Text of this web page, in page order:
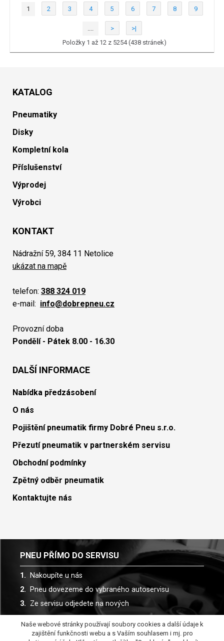
1 2 3 4 5 6 7 8 9
.... >
>|
Položky 1 až 12 z 5254 (438 stránek)
KATALOG
Pneumatiky
Disky
Kompletní kola
Příslušenství
Výprodej
Výrobci
KONTAKT
Nádražní 59, 384 11 Netolice
ukázat na mapě
telefon: 388 324 019
e-mail: info@dobrepneu.cz
Provozní doba
Pondělí - Pátek 8.00 - 16.30
DALŠÍ INFORMACE
Nabídka předzásobení
O nás
Pojištění pneumatik firmy Dobré Pneu s.r.o.
Přezutí pneumatik v partnerském servisu
Obchodní podmínky
Zpětný odběr pneumatik
Kontaktujte nás
PNEU PŘÍMO DO SERVISU
Nakoupíte u nás
Pneu dovezeme do vybraného autoservisu
Ze servisu odjedete na nových
Spolupracujeme s více než 30 autoservisy
Naše webové stránky používají soubory cookies a další údaje k
zajištění funkčnosti webu a s Vaším souhlasem i mj. pro